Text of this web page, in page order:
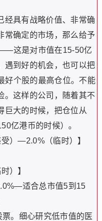
经具有战略价值、非常确
常确定的市场，那么给予
这是对市值在15-50亿
遇到好的机会，也可以把
个股的最高仓位。不能
。这样的公司，随着其不
巨大的时候，把仓位从
亿港币的时候）。
）—2.0%（临时）】
）】
适合总市值5到15
。细心研究低市值的医